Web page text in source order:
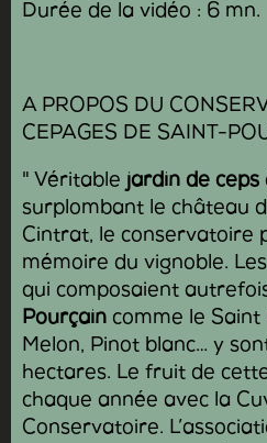
Durée de la vidéo : 6 mn.
A PROPOS DU
CEPAGES DE SAINT-
" Véritable jardin de ceps
surplombant le château
Cintrat, le conservatoire
mémoire du vignoble.
qui composaient
Pourçain comme le Saint
Melon, Pinot blanc… y
hectares. Le fruit de
chaque année avec la
Conservatoire.